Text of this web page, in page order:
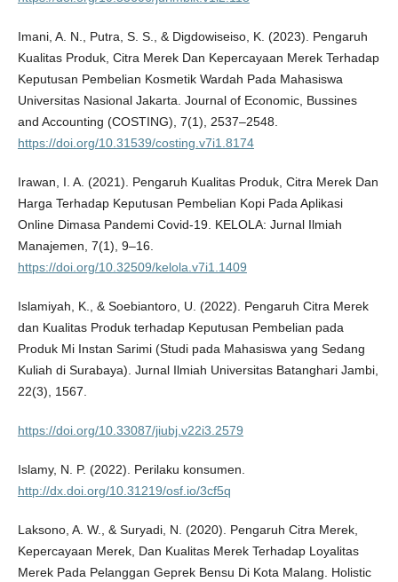
Imani, A. N., Putra, S. S., & Digdowiseiso, K. (2023). Pengaruh
Kualitas Produk, Citra Merek Dan Kepercayaan Merek Terhadap
Keputusan Pembelian Kosmetik Wardah Pada Mahasiswa
Universitas Nasional Jakarta. Journal of Economic, Bussines
and Accounting (COSTING), 7(1), 2537–2548.
https://doi.org/10.31539/costing.v7i1.8174
Irawan, I. A. (2021). Pengaruh Kualitas Produk, Citra Merek Dan
Harga Terhadap Keputusan Pembelian Kopi Pada Aplikasi
Online Dimasa Pandemi Covid-19. KELOLA: Jurnal Ilmiah
Manajemen, 7(1), 9–16.
https://doi.org/10.32509/kelola.v7i1.1409
Islamiyah, K., & Soebiantoro, U. (2022). Pengaruh Citra Merek
dan Kualitas Produk terhadap Keputusan Pembelian pada
Produk Mi Instan Sarimi (Studi pada Mahasiswa yang Sedang
Kuliah di Surabaya). Jurnal Ilmiah Universitas Batanghari Jambi,
22(3), 1567.
https://doi.org/10.33087/jiubj.v22i3.2579
Islamy, N. P. (2022). Perilaku konsumen.
http://dx.doi.org/10.31219/osf.io/3cf5q
Laksono, A. W., & Suryadi, N. (2020). Pengaruh Citra Merek,
Kepercayaan Merek, Dan Kualitas Merek Terhadap Loyalitas
Merek Pada Pelanggan Geprek Bensu Di Kota Malang. Holistic